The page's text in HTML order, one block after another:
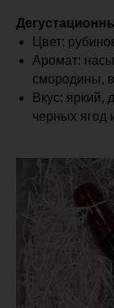
Цвет:
Аромат:
смородины,
Вкус: яркий,
черных ягод